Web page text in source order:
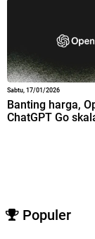
Sabtu, 17/01/2026
Banting harga,
ChatGPT Go
Populer